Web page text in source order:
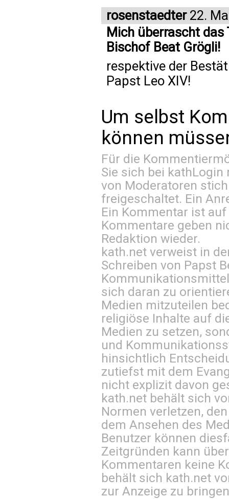
rosenstaedter22.
Mich überrascht das
Bischof Beat Grögli!
respektive der
Papst Leo XIV!
Um selbst
können
Für die
Sie sich bei kathLogin
von Moderatoren
freigeschaltet. Ein
Ein Kommentar ist
Kommentare geben
Redaktion wieder.
kath.net verweist in
Schreiben von Papst
sich daran zu
Medien mitzuteilen
religiöse Inhalte auf
Medien zu setzen,
und
hinsichtlich
zutiefst mit dem
nicht explizit davon
kath.net behält sich
Normen verletzen,
dem Ansehen des
Benutzer können
Zeitgründen kann
Kommentaren keine
behält sich kath.net
zur Anzeige zu